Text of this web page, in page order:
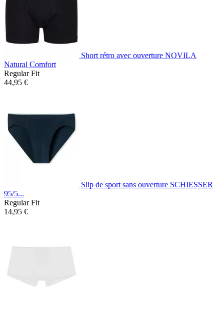
Short rétro avec ouverture NOVILA
Natural Comfort
Regular Fit
44,95 €
Slip de sport sans ouverture SCHIESSER
95/5...
Regular Fit
14,95 €